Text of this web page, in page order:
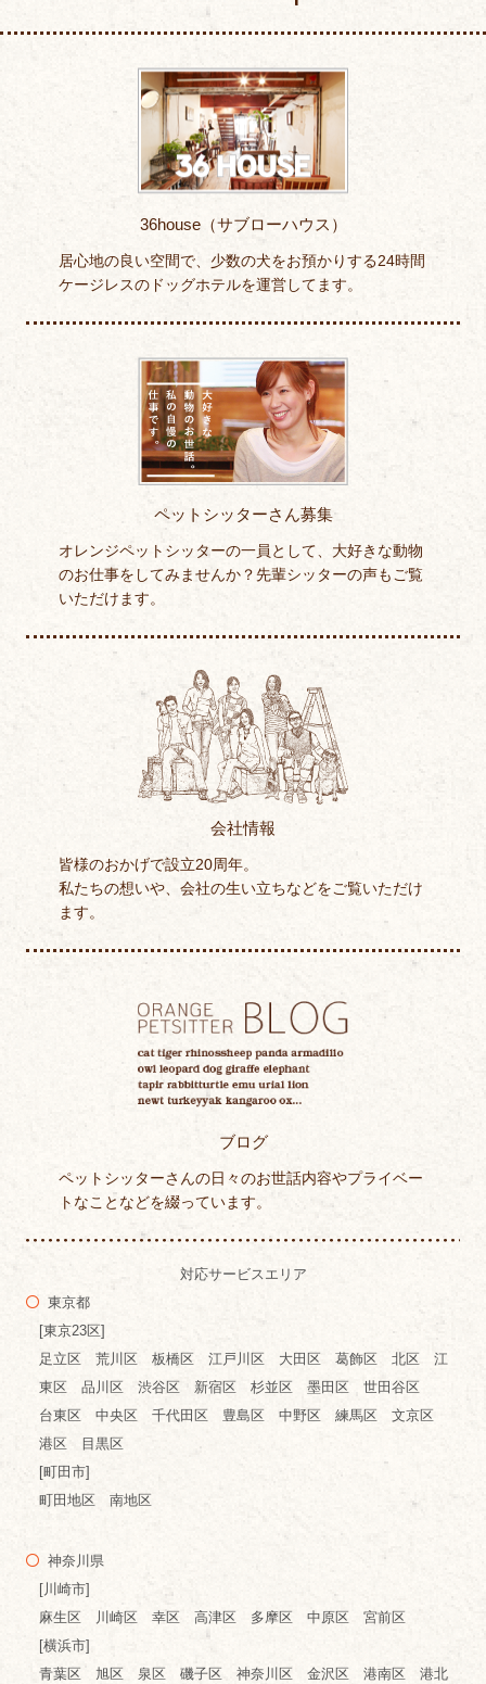
36house（サブローハウス）
居心地の良い空間で、少数の犬をお預かりする24時間
ケージレスのドッグホテルを運営してます。
ペットシッターさん募集
オレンジペットシッターの一員として、大好きな動物
のお仕事をしてみませんか？先輩シッターの声もご覧
いただけます。
会社情報
皆様のおかげで設立20周年。
私たちの想いや、会社の生い立ちなどをご覧いただけ
ます。
ブログ
ペットシッターさんの日々のお世話内容やプライベー
トなことなどを綴っています。
対応サービスエリア
東京都
[東京23区]
足立区 荒川区 板橋区 江戸川区 大田区 葛飾区 北区 江
東区 品川区 渋谷区 新宿区 杉並区 墨田区 世田谷区
台東区 中央区 千代田区 豊島区 中野区 練馬区 文京区
港区 目黒区
[町田市]
町田地区 南地区
神奈川県
[川崎市]
麻生区 川崎区 幸区 高津区 多摩区 中原区 宮前区
[横浜市]
青葉区 旭区 泉区 磯子区 神奈川区 金沢区 港南区 港北